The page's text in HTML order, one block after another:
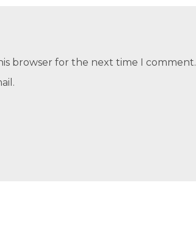
browser for the next time I comment.